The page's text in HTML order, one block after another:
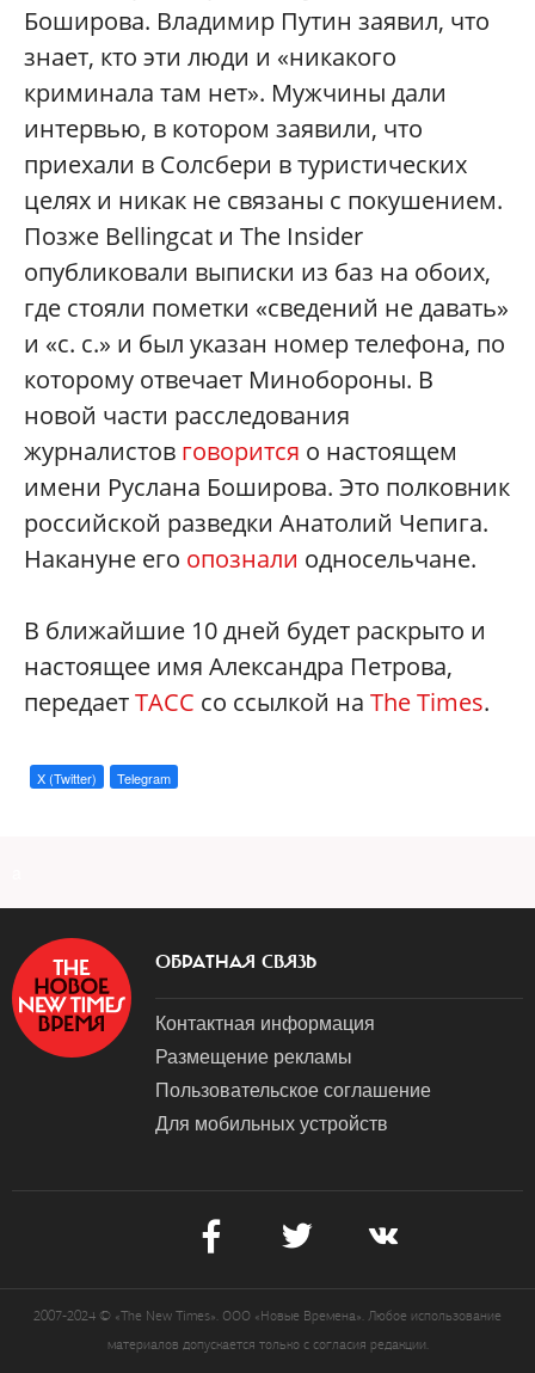
Боширова. Владимир Путин заявил, что
знает, кто эти люди и «никакого
криминала там нет». Мужчины дали
интервью, в котором заявили, что
приехали в Солсбери в туристических
целях и никак не связаны с покушением.
Позже Bellingcat и The Insider
опубликовали выписки из баз на обоих,
где стояли пометки «сведений не давать»
и «с. с.» и был указан номер телефона, по
которому отвечает Минобороны. В
новой части расследования
журналистов говорится о настоящем
имени Руслана Боширова. Это полковник
российской разведки Анатолий Чепига.
Накануне его опознали односельчане.
В ближайшие 10 дней будет раскрыто и
настоящее имя Александра Петрова,
передаетТАСС со ссылкой на The Times.
X (Twitter) Telegram
ОБРАТНАЯ СВЯЗЬ
Контактная информация
Размещение рекламы
Пользовательское соглашение
Для мобильных устройств
2007-2024 © «The New Times». ООО «Новые Времена». Любое использование
материалов допускается только с согласия редакции.